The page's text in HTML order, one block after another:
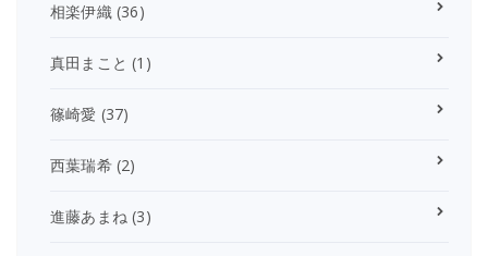
相楽伊織(36)
真田まこと (1)
篠崎愛 (37)
西葉瑞希(2)
進藤あまね (3)